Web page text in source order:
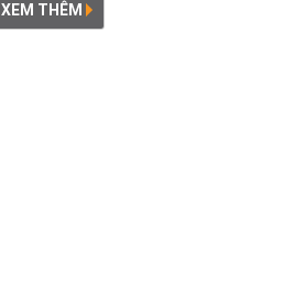
XEM THÊM